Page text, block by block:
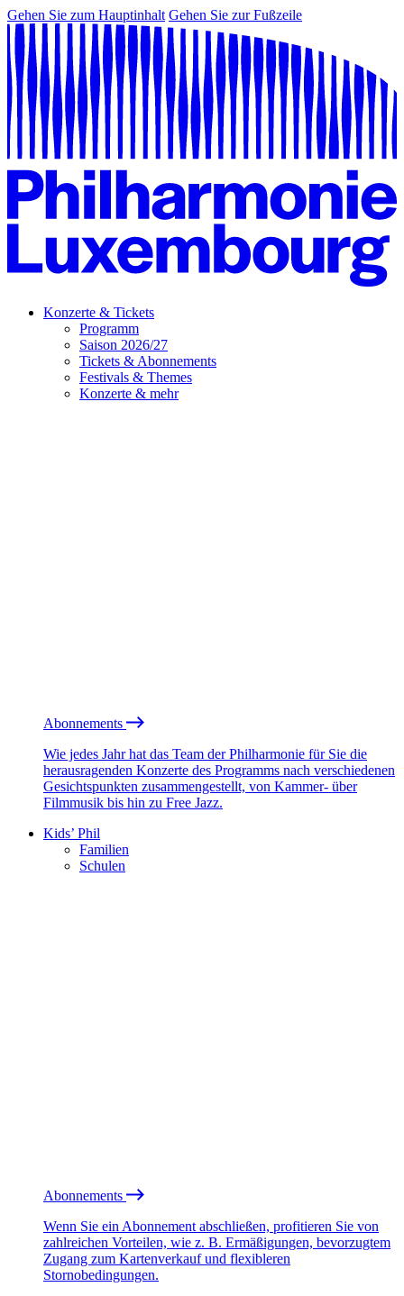
Gehen Sie zum Hauptinhalt Gehen Sie zur Fußzeile
Konzerte & Tickets
Programm
Saison 2026/27
Tickets & Abonnements
Festivals & Themes
Konzerte & mehr
Abonnements
Wie jedes Jahr hat das Team der Philharmonie für Sie die
herausragenden Konzerte des Programms nach verschiedenen
Gesichtspunkten zusammengestellt, von Kammer- über
Filmmusik bis hin zu Free Jazz.
Kids’ Phil
Familien
Schulen
Abonnements
Wenn Sie ein Abonnement abschließen, profitieren Sie von
zahlreichen Vorteilen, wie z. B. Ermäßigungen, bevorzugtem
Zugang zum Kartenverkauf und flexibleren
Stornobedingungen.